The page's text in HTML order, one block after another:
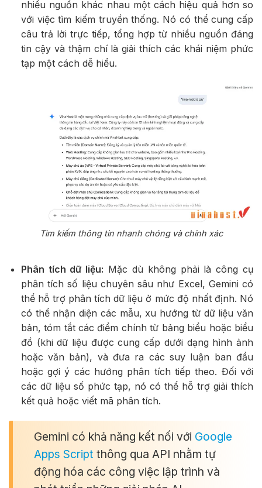
nhiều nguồn khác nhau một cách hiệu quả hơn so
với việc tìm kiếm truyền thống. Nó có thể cung cấp
câu trả lời trực tiếp, tổng hợp từ nhiều nguồn đáng
tin cậy và thậm chí là giải thích các khái niệm phức
tạp một cách dễ hiểu.
Tìm kiếm thông tin nhanh chóng và chính xác
Phân tích dữ liệu: Mặc dù không phải là công cụ
phân tích số liệu chuyên sâu như Excel, Gemini có
thể hỗ trợ phân tích dữ liệu ở mức độ nhất định. Nó
có thể nhận diện các mẫu, xu hướng từ dữ liệu văn
bản, tóm tắt các điểm chính từ bảng biểu hoặc biểu
đồ (khi dữ liệu được cung cấp dưới dạng hình ảnh
hoặc văn bản), và đưa ra các suy luận ban đầu
hoặc gợi ý các hướng phân tích tiếp theo. Đối với
các dữ liệu số phức tạp, nó có thể hỗ trợ giải thích
kết quả hoặc viết mã phân tích.
Gemini có khả năng kết nối với Google
Apps Script thông qua API nhằm tự
động hóa các công việc lập trình và